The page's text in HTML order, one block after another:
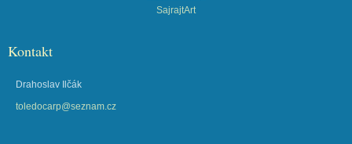
SajrajtArt
Kontakt
Drahoslav Ilčák
toledocarp@seznam.cz